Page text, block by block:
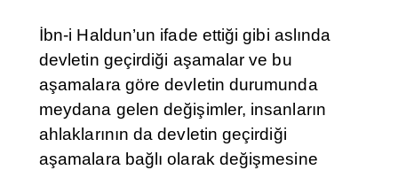
İbn-i Haldun’un ifade ettiği gibi aslında
devletin geçirdiği aşamalar ve bu
aşamalara göre devletin durumunda
meydana gelen değişimler, insanların
ahlaklarının da devletin geçirdiği
aşamalara bağlı olarak değişmesine